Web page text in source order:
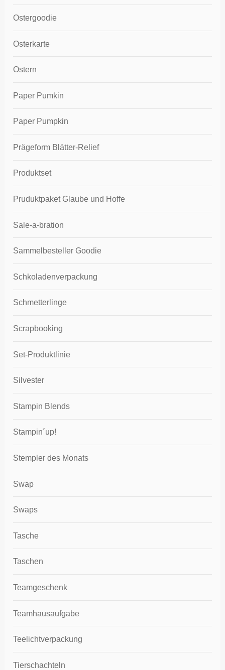
Ostergoodie
Osterkarte
Ostern
Paper Pumkin
Paper Pumpkin
Prägeform Blätter-Relief
Produktset
Pruduktpaket Glaube und Hoffe
Sale-a-bration
Sammelbesteller Goodie
Schkoladenverpackung
Schmetterlinge
Scrapbooking
Set-Produktlinie
Silvester
Stampin Blends
Stampin´up!
Stempler des Monats
Swap
Swaps
Tasche
Taschen
Teamgeschenk
Teamhausaufgabe
Teelichtverpackung
Tierschachteln